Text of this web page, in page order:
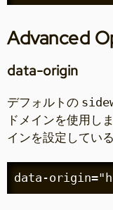
Advanced
data-origin
デフォルトの
ドメインを使用し
インを設定してい
data-